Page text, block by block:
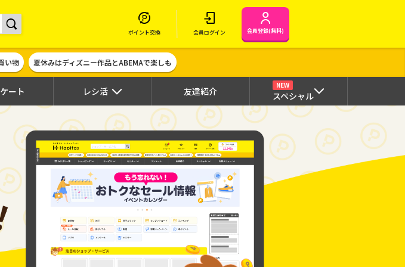
ト | ハピタス
ポイント交換 会員ログイン 会員登録(無料)
い物 夏休みはディズニー作品とABEMAで楽しも
ート レシ活 友達紹介
NEW
スペシャル